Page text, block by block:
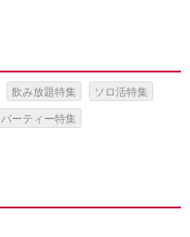
飲み放題特集 ソロ活特集
パーティー特集